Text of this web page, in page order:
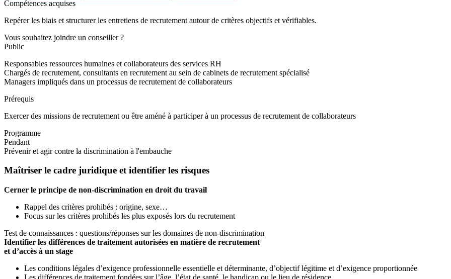
Compétences acquises
Repérer les biais et structurer les entretiens de recrutement autour de critères objectifs et vérifiables.
Vous souhaitez joindre un conseiller ?
Public
Responsables ressources humaines et collaborateurs des services RH
Chargés de recrutement, consultants en recrutement au sein de cabinets de recrutement spécialisé
Managers impliqués dans un processus de recrutement de collaborateurs
Prérequis
Exercer des missions de recrutement ou être améné à participer à un processus de recrutement de collaborateurs
Programme
Pendant
Prévenir et agir contre la discrimination à l'embauche
Maîtriser le cadre juridique et identifier les risques
Cerner le principe de non-discrimination en droit du travail
Rappel des critères prohibés : origine, sexe…
Focus sur les critères prohibés les plus exposés lors du recrutement
Test de connaissances : questions/réponses sur les domaines de non-discrimination
Identifier les différences de traitement autorisées en matière de recrutement
et d’accès à un stage
Les conditions légales d’exigence professionnelle essentielle et déterminante, d’objectif légitime et d’exigence proportionnée